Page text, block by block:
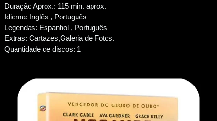
Duração Aprox.: 115 min. aprox.
Idioma: Inglês , Português
Legendas: Espanhol , Português
Extras: Cartazes,Galeria de Fotos.
Quantidade de discos: 1